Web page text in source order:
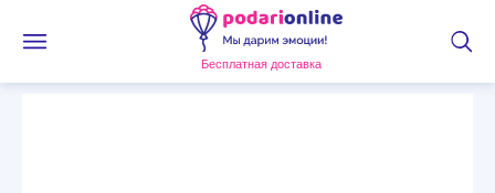
Бесплатная доставка